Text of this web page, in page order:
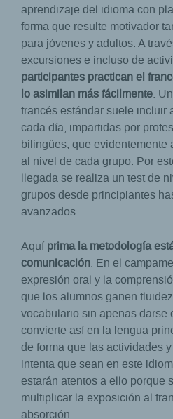
aprendizaje del idioma con
forma que resulte motivador
para jóvenes y adultos. A
excursiones e incluso de
participantes practican el
lo asimilan más fácilmente.
francés estándar suele incluir
cada día, impartidas por
bilingües, que evidentemente
al nivel de cada grupo. Por
llegada se realiza un test de
grupos desde principiantes
avanzados.
Aquí prima la metodología
comunicación. En el
expresión oral y la
que los alumnos ganen
vocabulario sin apenas darse
convierte así en la lengua
de forma que las actividades
intenta que sean en este
estarán atentos a ello porque
multiplicar la exposición al
absorción.